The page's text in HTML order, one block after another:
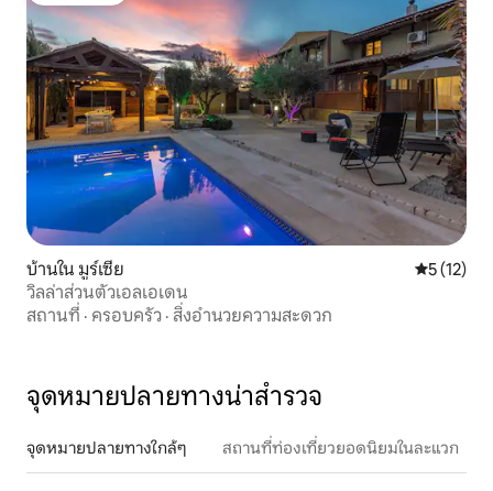
บ้านใน มูร์เซีย คะแนนเฉลี่
5 (12)
วิลล่าส่วนตัวเอลเอเดน
สถานที่ · ครอบครัว · สิ่งอำนวยความสะดวก
จุดหมายปลายทางน่าสำรวจ
จุดหมายปลายทางใกล้ๆ สถานที่ท่องเที่ยวยอดนิยมในละแวก